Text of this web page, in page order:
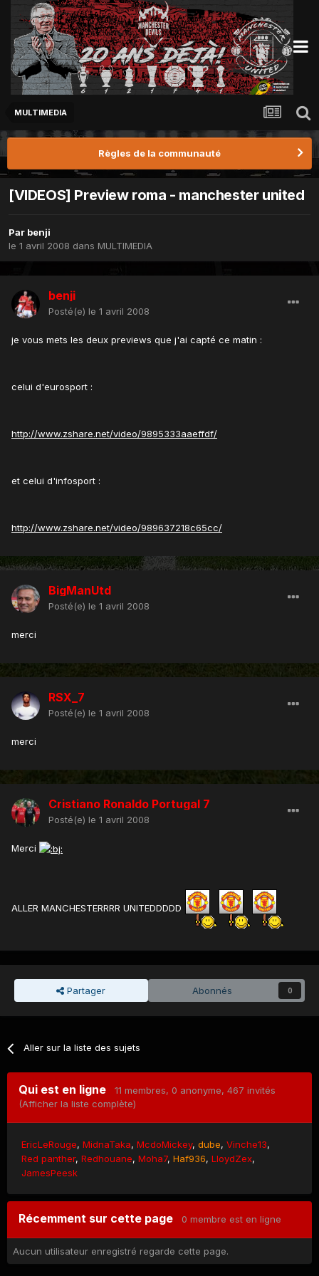
MULTIMEDIA
Règles de la communauté
[VIDEOS] Preview roma - manchester united
Par benji
le 1 avril 2008 dans MULTIMEDIA
benji
Posté(e) le 1 avril 2008
je vous mets les deux previews que j'ai capté ce matin :
celui d'eurosport :
http://www.zshare.net/video/9895333aaeffdf/
et celui d'infosport :
http://www.zshare.net/video/989637218c65cc/
BigManUtd
Posté(e) le 1 avril 2008
merci
RSX_7
Posté(e) le 1 avril 2008
merci
Cristiano Ronaldo Portugal 7
Posté(e) le 1 avril 2008
Merci
ALLER MANCHESTERRRR UNITEDDDDD
Partager Abonnés 0
Aller sur la liste des sujets
Qui est en ligne 11 membres, 0 anonyme, 467 invités
(Afficher la liste complète)
EricLeRouge MidnaTaka McdoMickey dube Vinche13
Red panther Redhouane Moha7 Haf936 LloydZex
JamesPeesk
Récemment sur cette page 0 membre est en ligne
Aucun utilisateur enregistré regarde cette page.